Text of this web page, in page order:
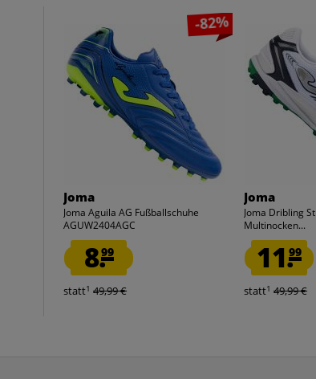
-82%
Joma
Joma Aguila AG Fußballschuhe
AGUW2404AGC
8.99
statt1 49,99 €
Joma
Joma Dribling
Multinocken...
11.99
statt1 49,99 €